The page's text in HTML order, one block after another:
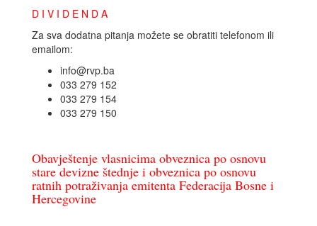
D I V I D E N D A
Za sva dodatna pitanja možete se obratiti telefonom ili
emailom:
info@rvp.ba
033 279 152
033 279 154
033 279 150
Obavještenje vlasnicima obveznica po osnovu
stare devizne štednje i obveznica po osnovu
ratnih potraživanja emitenta Federacija Bosne i
Hercegovine